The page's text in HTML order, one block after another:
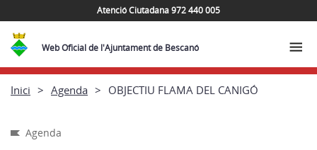
Atenció Ciutadana 972 440 005
Web Oficial de l'Ajuntament de Bescanó
Inici Agenda OBJECTIU FLAMA DEL CANIGÓ
Agenda